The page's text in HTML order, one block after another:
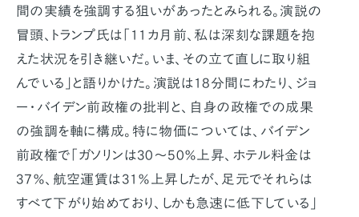
間の実績を強調する狙いがあったとみられる。演説の
冒頭、トランプ氏は「11カ月前、私は深刻な課題を抱
えた状況を引き継いだ。いま、その立て直しに取り組
んでいる」と語りかけた。演説は18分間にわたり、ジョ
ー・バイデン前政権の批判と、自身の政権での成果
の強調を軸に構成。特に物価については、バイデン
前政権で「ガソリンは30〜50％上昇、ホテル料金は
37％、航空運賃は31％上昇したが、足元でそれらは
すべて下がり始めており、しかも急速に低下している」